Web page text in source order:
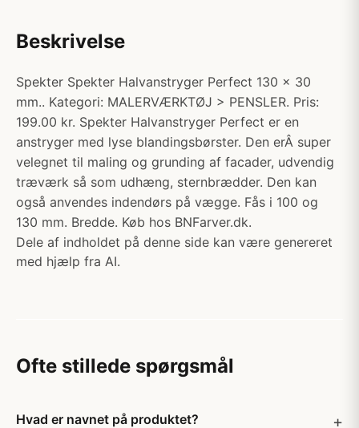
Beskrivelse
Spekter Spekter Halvanstryger Perfect 130 x 30
mm.. Kategori: MALERVÆRKTØJ > PENSLER. Pris:
199.00 kr. Spekter Halvanstryger Perfect er en
anstryger med lyse blandingsbørster. Den erÂ super
velegnet til maling og grunding af facader, udvendig
træværk så som udhæng, sternbrædder. Den kan
også anvendes indendørs på vægge. Fås i 100 og
130 mm. Bredde. Køb hos BNFarver.dk.
Dele af indholdet på denne side kan være genereret
med hjælp fra AI.
Ofte stillede spørgsmål
Hvad er navnet på produktet?